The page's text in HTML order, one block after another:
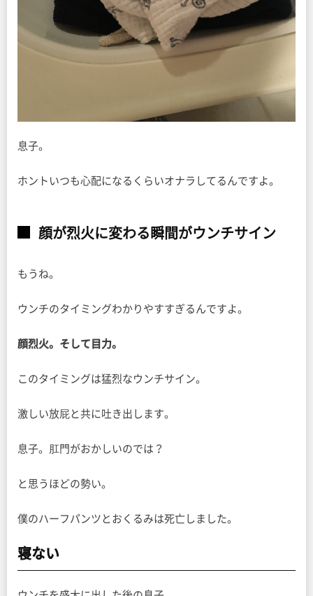
息子。
ホントいつも心配になるくらいオナラしてるんですよ。
顔が烈火に変わる瞬間がウンチサイン
もうね。
ウンチのタイミングわかりやすすぎるんですよ。
顔烈火。そして目力。
このタイミングは猛烈なウンチサイン。
激しい放屁と共に吐き出します。
息子。肛門がおかしいのでは？
と思うほどの勢い。
僕のハーフパンツとおくるみは死亡しました。
寝ない